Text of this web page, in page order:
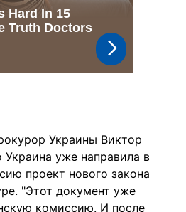
Украины Виктор
уже направила в
проект нового закона
"Этот документ уже
комиссию. И после